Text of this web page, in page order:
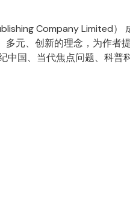
Company Limited
多元、创新的理念，为作
国、当代焦点问题、科